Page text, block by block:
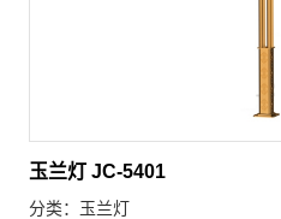
玉兰灯 JC-5401
分类： 玉兰灯